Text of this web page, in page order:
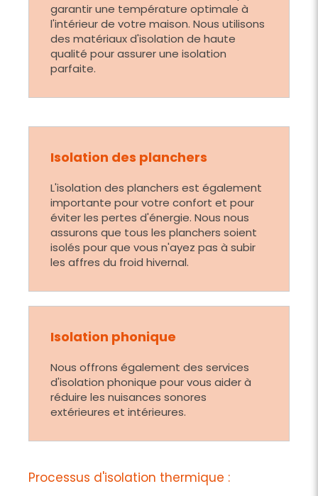
garantir une température optimale à
l'intérieur de votre maison. Nous utilisons
des matériaux d'isolation de haute
qualité pour assurer une isolation
parfaite.
Isolation des planchers
L'isolation des planchers est également
importante pour votre confort et pour
éviter les pertes d'énergie. Nous nous
assurons que tous les planchers soient
isolés pour que vous n'ayez pas à subir
les affres du froid hivernal.
Isolation phonique
Nous offrons également des services
d'isolation phonique pour vous aider à
réduire les nuisances sonores
extérieures et intérieures.
Processus d'isolation thermique :